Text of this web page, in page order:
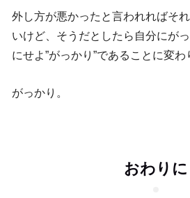
外し方が悪かったと言われればそ
いけど、そうだとしたら自分にが
にせよ”がっかり”であることに変わ
がっかり。
おわりに